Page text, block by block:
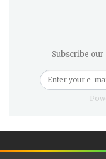
Subscribe